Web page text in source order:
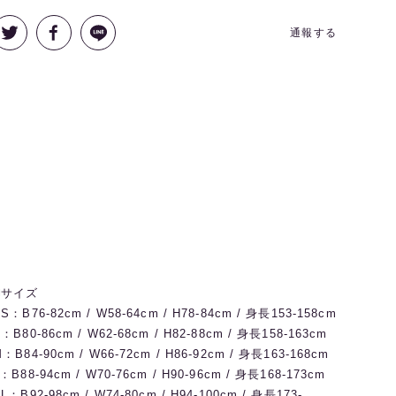
通報する
イズ
：B76-82cm / W58-64cm / H78-84cm / 身長153-158cm
B80-86cm / W62-68cm / H82-88cm / 身長158-163cm
：B84-90cm / W66-72cm / H86-92cm / 身長163-168cm
B88-94cm / W70-76cm / H90-96cm / 身長168-173cm